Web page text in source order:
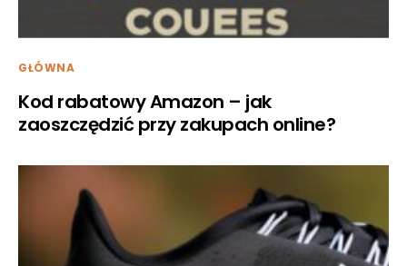
GŁÓWNA
Kod rabatowy Amazon – jak
zaoszczędzić przy zakupach online?